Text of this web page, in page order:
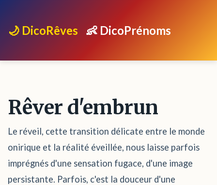
🌙 DicoRêves 👶 DicoPrénoms
Rêver d'embrun
Le réveil, cette transition délicate entre le monde
onirique et la réalité éveillée, nous laisse parfois
imprégnés d'une sensation fugace, d'une image
persistante. Parfois, c'est la douceur d'une